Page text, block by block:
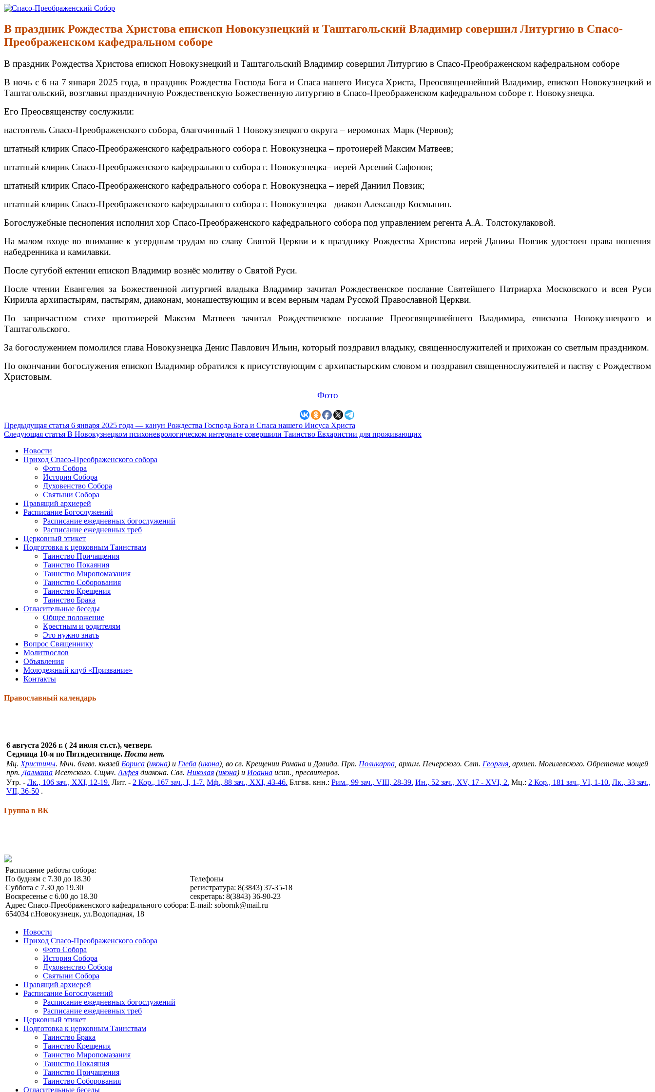
Перейти
содержимому
Спасо-Преображенский Собор
Спасо-Преображенский кафедральный Собор Новокузнецк
В праздник Рождества Христова епископ Новокузнецкий и Таштагольский Владимир совершил Литургию в Спасо-
Преображенском кафедральном соборе
В праздник Рождества Христова епископ Новокузнецкий и Таштагольский Владимир совершил Литургию в Спасо-Преображенском кафедральном соборе
В ночь с 6 на 7 января 2025 года, в праздник Рождества Господа Бога и Спаса нашего Иисуса Христа, Преосвященнейший Владимир, епископ Новокузнецкий и
Таштагольский, возглавил праздничную Рождественскую Божественную литургию в Спасо-Преображенском кафедральном соборе г. Новокузнецка.
Его Преосвященству сослужили:
настоятель Спасо-Преображенского собора, благочинный 1 Новокузнецкого округа – иеромонах Марк (Червов);
штатный клирик Спасо-Преображенского кафедрального собора г. Новокузнецка – протоиерей Максим Матвеев;
штатный клирик Спасо-Преображенского кафедрального собора г. Новокузнецка– иерей Арсений Сафонов;
штатный клирик Спасо-Преображенского кафедрального собора г. Новокузнецка – иерей Даниил Повзик;
штатный клирик Спасо-Преображенского кафедрального собора г. Новокузнецка– диакон Александр Космынин.
Богослужебные песнопения исполнил хор Спасо-Преображенского кафедрального собора под управлением регента А.А. Толстокулаковой.
На малом входе во внимание к усердным трудам во славу Святой Церкви и к празднику Рождества Христова иерей Даниил Повзик удостоен права ношения
набедренника и камилавки.
После сугубой ектении епископ Владимир вознёс молитву о Святой Руси.
После чтении Евангелия за Божественной литургией владыка Владимир зачитал Рождественское послание Святейшего Патриарха Московского и всея Руси
Кирилла архипастырям, пастырям, диаконам, монашествующим и всем верным чадам Русской Православной Церкви.
По запричастном стихе протоиерей Максим Матвеев зачитал Рождественское послание Преосвященнейшего Владимира, епископа Новокузнецкого и
Таштагольского.
За богослужением помолился глава Новокузнецка Денис Павлович Ильин, который поздравил владыку, священнослужителей и прихожан со светлым праздником.
По окончании богослужения епископ Владимир обратился к присутствующим с архипастырским словом и поздравил священнослужителей и паству с Рождеством
Христовым.
Фото
Продолжить
чтение
Предыдущая статья 6 января 2025 года — канун Рождества Господа Бога и Спаса нашего Иисуса Христа
Следующая статья В Новокузнецком психоневрологическом интернате совершили Таинство Евхаристии для проживающих
Новости
Приход Спасо-Преображенского собора
Фото Собора
История Собора
Духовенство Собора
Святыни Собора
Правящий архиерей
Расписание Богослужений
Расписание ежедневных богослужений
Расписание ежедневных треб
Церковный этикет
Подготовка к церковным Таинствам
Таинство Причащения
Таинство Покаяния
Таинство Миропомазания
Таинство Соборования
Таинство Крещения
Таинство Брака
Огласительные беседы
Общее положение
Крестным и родителям
Это нужно знать
Вопрос Священнику
Молитвослов
Объявления
Молодежный клуб «Призвание»
Контакты
Православный календарь
6 августа 2026 г. ( 24 июля ст.ст.), четверг.
Седмица 10-я по Пятидесятнице. Поста нет.
Мц. Христины. Мчч. блгвв. князей Бориса (икона) и Глеба (икона), во св. Крещении Романа и Давида. Прп. Поликарпа , архим. Печерского. Свт. Георгия , архиеп. Могилевского. Обретение мощей
прп. Далмата Исетского. Сщмч. Алфея диакона. Свв. Николая (икона) и Иоанна испп., пресвитеров.
Утр. - Лк., 106 зач., XXI, 12-19. Лит. - 2 Кор., 167 зач., I, 1-7. Мф., 88 зач., XXI, 43-46. Блгвв. кнн.: Рим., 99 зач., VIII, 28-39. Ин., 52 зач., XV, 17 - XVI, 2. Мц.: 2 Кор., 181 зач., VI, 1-10. Лк., 33 зач.,
VII, 36-50 .
Группа в ВК
Расписание работы собора:
По будням с 7.30 до 18.30
Суббота с 7.30 до 19.30
Воскресенье с 6.00 до 18.30
Адрес Спасо-Преображенского кафедрального собора:
654034 г.Новокузнецк, ул.Водопадная, 18
Телефоны
регистратура: 8(3843) 37-35-18
секретарь: 8(3843) 36-90-23
E-mail: sobornk@mail.ru
Новости
Приход Спасо-Преображенского собора
Фото Собора
История Собора
Духовенство Собора
Святыни Собора
Правящий архиерей
Расписание Богослужений
Расписание ежедневных богослужений
Расписание ежедневных треб
Церковный этикет
Подготовка к церковным Таинствам
Таинство Брака
Таинство Крещения
Таинство Миропомазания
Таинство Покаяния
Таинство Причащения
Таинство Соборования
Огласительные беседы